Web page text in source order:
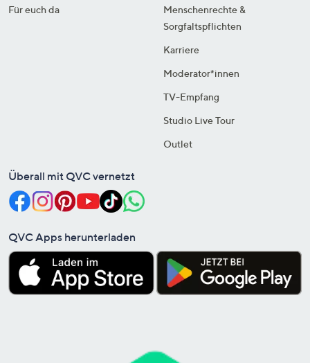
Für euch da
Menschenrechte &
Sorgfaltspflichten
Karriere
Moderator*innen
TV-Empfang
Studio Live Tour
Outlet
Überall mit QVC vernetzt
QVC Apps herunterladen